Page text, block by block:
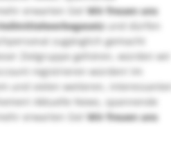
erwarten Sie!Wir freuen uns
und dürfen
zugänglich gemacht
Zielgruppe gehören, würden wir
registrieren würden! Im
und vielen weiteren, interessanten
Aktuelle News, spannende
erwarten Sie! Wir freuen uns